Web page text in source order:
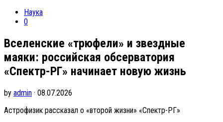
Наука
0
Вселенские «трюфели» и звездные
маяки: российская обсерватория
«Спектр-РГ» начинает новую жизнь
by admin · 08.07.2026
Астрофизик рассказал о «второй жизни» «Спектр-РГ»